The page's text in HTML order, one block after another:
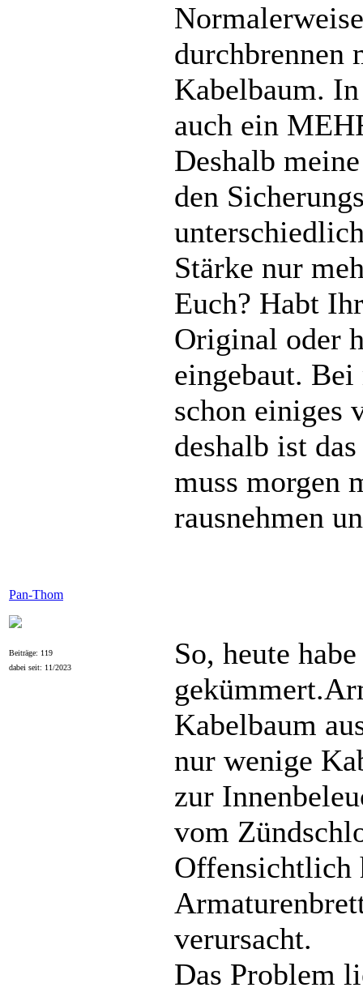
durchbrennen
Kabelbaum.
auch ein
Deshalb
den
Stärke nur
Euch? Habt
Original oder
eingebaut.
schon einiges
deshalb ist
muss morgen
rausnehmen
Pan-Thom
Beiträge: 119
dabei seit: 11/2023
So, heute
Kabelbaum
nur wenige
zur
vom
Offensichtlich
verursacht.
Das Problem